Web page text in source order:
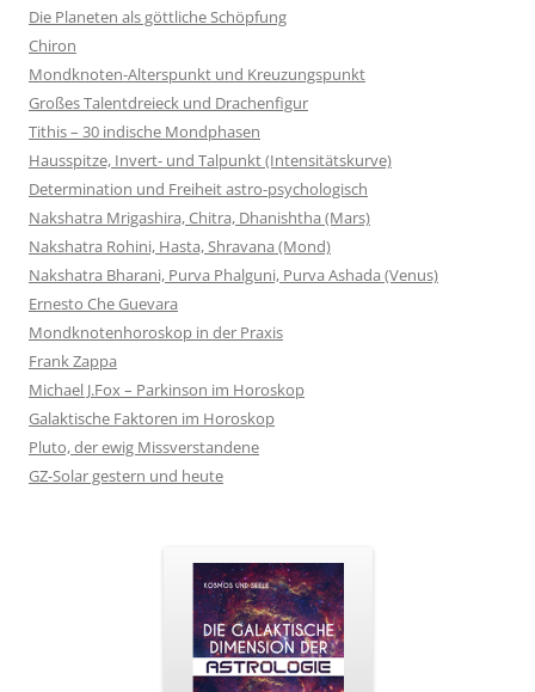
Die Planeten als göttliche Schöpfung
Chiron
Mondknoten-Alterspunkt und Kreuzungspunkt
Großes Talentdreieck und Drachenfigur
Tithis – 30 indische Mondphasen
Hausspitze, Invert- und Talpunkt (Intensitätskurve)
Determination und Freiheit astro-psychologisch
Nakshatra Mrigashira, Chitra, Dhanishtha (Mars)
Nakshatra Rohini, Hasta, Shravana (Mond)
Nakshatra Bharani, Purva Phalguni, Purva Ashada (Venus)
Ernesto Che Guevara
Mondknotenhoroskop in der Praxis
Frank Zappa
Michael J.Fox – Parkinson im Horoskop
Galaktische Faktoren im Horoskop
Pluto, der ewig Missverstandene
GZ-Solar gestern und heute